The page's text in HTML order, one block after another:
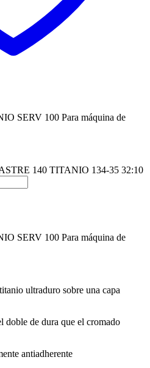
SERV 100 Para máquina de
140 TITANIO 134-35 32:10
SERV 100 Para máquina de
ultraduro sobre una capa
doble de dura que el cromado
antiadherente